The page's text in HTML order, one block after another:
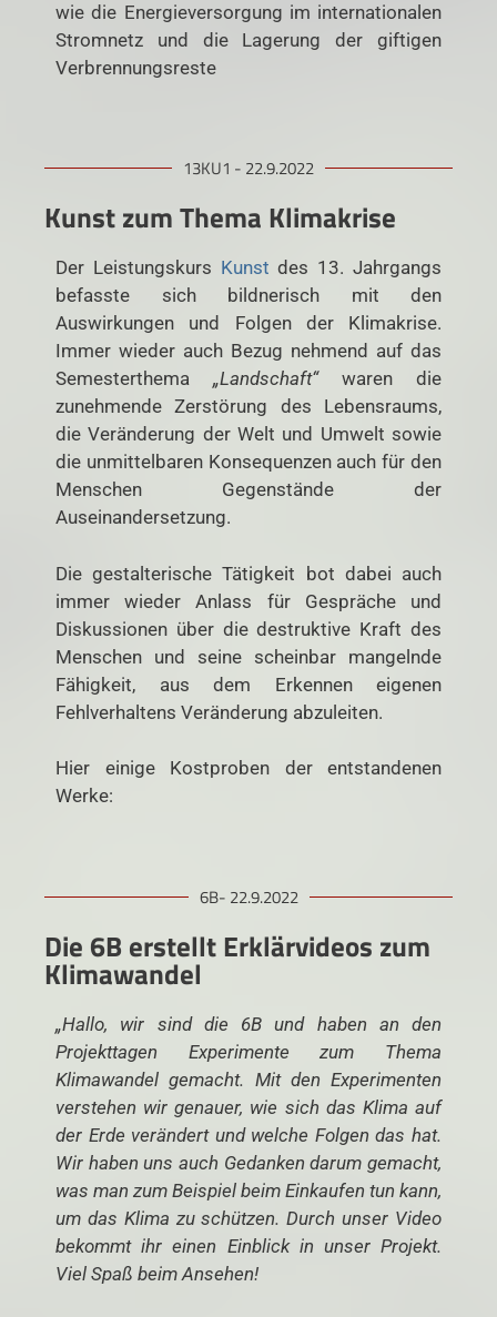
wie die Energieversorgung im internationalen
Stromnetz und die Lagerung der giftigen
Verbrennungsreste
13KU1 - 22.9.2022
Kunst zum Thema Klimakrise
Der Leistungskurs Kunst des 13. Jahrgangs
befasste sich bildnerisch mit den
Auswirkungen und Folgen der Klimakrise.
Immer wieder auch Bezug nehmend auf das
Semesterthema „Landschaft“waren die
zunehmende Zerstörung des Lebensraums,
die Veränderung der Welt und Umwelt sowie
die unmittelbaren Konsequenzen auch für den
Menschen Gegenstände der
Auseinandersetzung.
Die gestalterische Tätigkeit bot dabei auch
immer wieder Anlass für Gespräche und
Diskussionen über die destruktive Kraft des
Menschen und seine scheinbar mangelnde
Fähigkeit, aus dem Erkennen eigenen
Fehlverhaltens Veränderung abzuleiten.
Hier einige Kostproben der entstandenen
Werke:
6B- 22.9.2022
Die 6B erstellt Erklärvideos zum
Klimawandel
„Hallo, wir sind die 6B und haben an den
Projekttagen Experimente zum Thema
Klimawandel gemacht. Mit den Experimenten
verstehen wir genauer, wie sich das Klima auf
der Erde verändert und welche Folgen das hat.
Wir haben uns auch Gedanken darum gemacht,
was man zum Beispiel beim Einkaufen tun kann,
um das Klima zu schützen. Durch unser Video
bekommt ihr einen Einblick in unser Projekt.
Viel Spaß beim Ansehen!